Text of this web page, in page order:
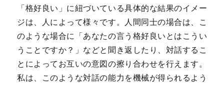
「格好良い」に紐づいている具体的な結果のイメー
ジは、人によって様々です。人間同士の場合は、こ
のような場合に「あなたの言う格好良いとはこうい
うことですか？」などと聞き返したり、対話するこ
とによってお互いの意図の擦り合わせを行えます。
私は、このような対話の能力を機械が得られるよう